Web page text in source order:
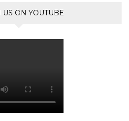
US ON YOUTUBE